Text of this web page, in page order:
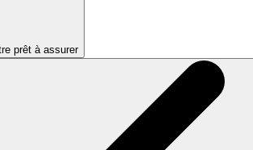
prêt à assurer